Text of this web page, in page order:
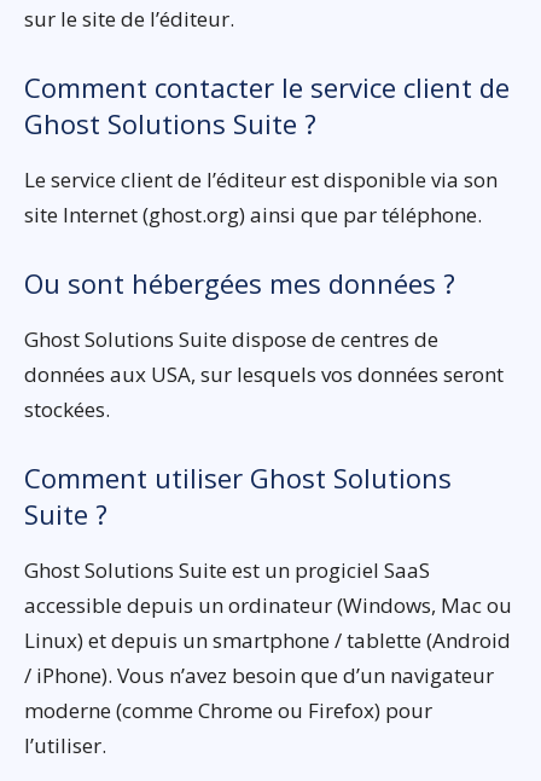
sur le site de l’éditeur.
Comment contacter le service client de
Ghost Solutions Suite ?
Le service client de l’éditeur est disponible via son
site Internet (ghost.org) ainsi que par téléphone.
Ou sont hébergées mes données ?
Ghost Solutions Suite dispose de centres de
données aux USA, sur lesquels vos données seront
stockées.
Comment utiliser Ghost Solutions
Suite ?
Ghost Solutions Suite est un progiciel SaaS
accessible depuis un ordinateur (Windows, Mac ou
Linux) et depuis un smartphone / tablette (Android
/ iPhone). Vous n’avez besoin que d’un navigateur
moderne (comme Chrome ou Firefox) pour
l’utiliser.